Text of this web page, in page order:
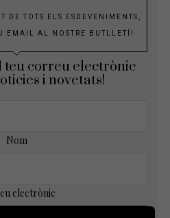
DE TOTS ELS ESDEVENIMENTS,
EMAIL AL NOSTRE BUTLLETÍ!
teu correu electrònic
i novetats!
Nom
electrònic